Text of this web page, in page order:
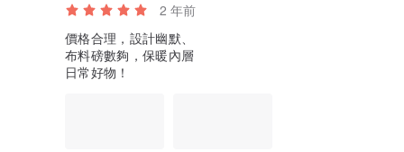
2 年前
價格合理，設計幽默、
布料磅數夠，保暖內層
日常好物！